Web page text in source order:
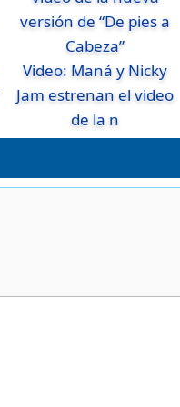
Video: Maná y Nicky
Jam estrenan el video
de la n